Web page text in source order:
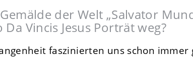
der Welt „Salvator
Vincis Jesus Porträt weg?
faszinierten uns schon